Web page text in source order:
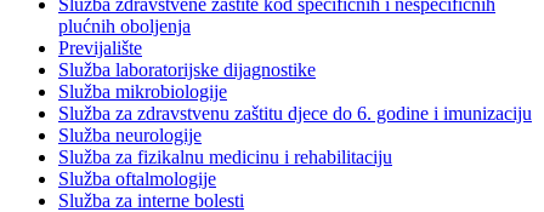
Služba zdravstvene zaštite kod specifičnih i nespecifičnih
plućnih oboljenja
Previjalište
Služba laboratorijske dijagnostike
Služba mikrobiologije
Služba za zdravstvenu zaštitu djece do 6. godine i imunizaciju
Služba neurologije
Služba za fizikalnu medicinu i rehabilitaciju
Služba oftalmologije
Služba za interne bolesti